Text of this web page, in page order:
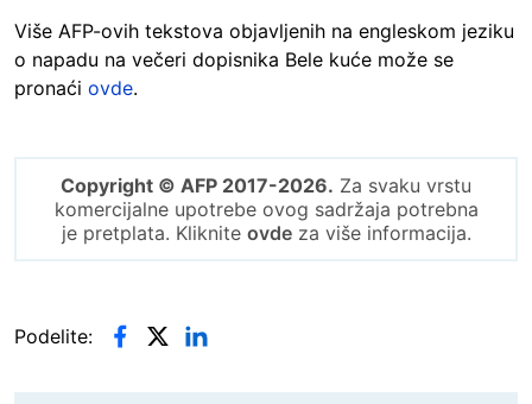
Više AFP-ovih tekstova objavljenih na engleskom jeziku
o napadu na večeri dopisnika Bele kuće može se
pronaći ovde.
Copyright © AFP 2017-2026. Za svaku vrstu
komercijalne upotrebe ovog sadržaja potrebna
je pretplata. Kliknite ovdeza više informacija.
Podelite: